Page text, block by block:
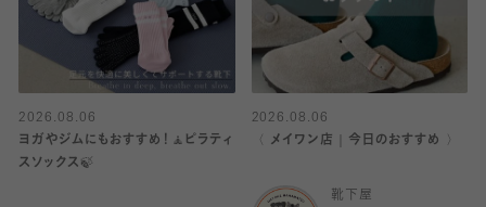
2026.08.06
ヨガやジムにもおすすめ！🧘ピラティ
スソックス🍃
2026.08.06
〈 メイワン店｜今日のおすすめ 〉
靴下屋